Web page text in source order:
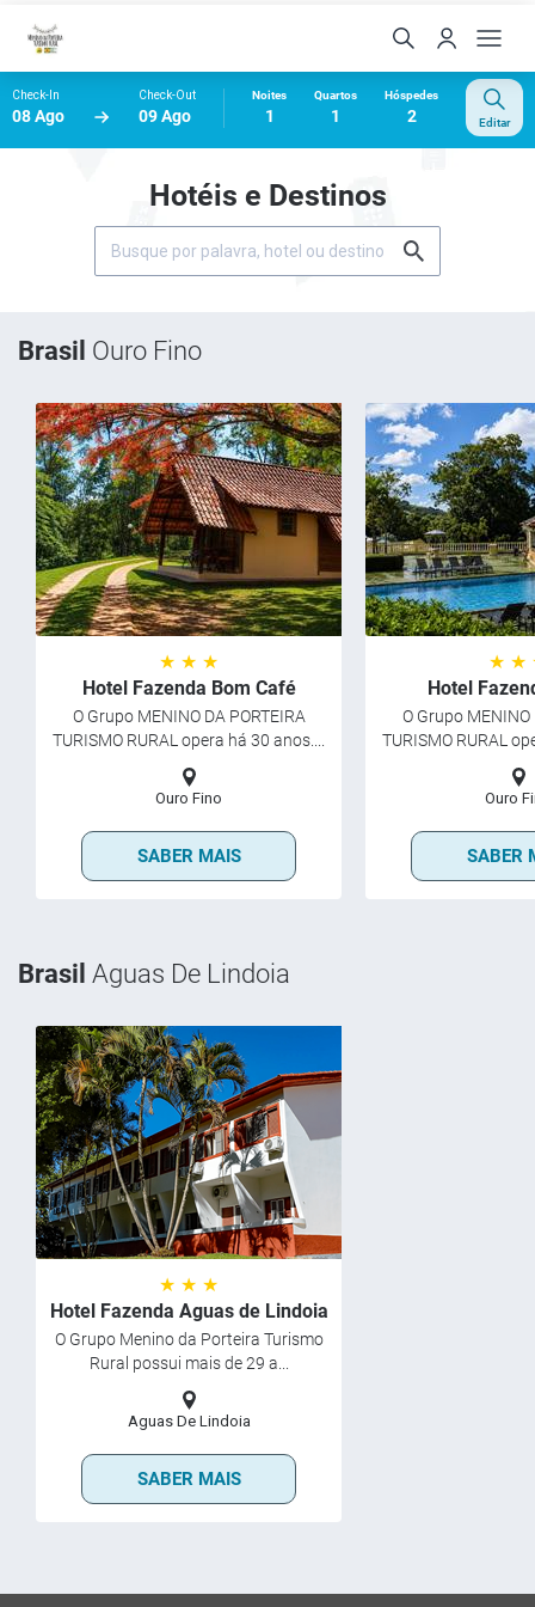
Check-In
08 Ago
Check-Out
09 Ago
Noites
1
Quartos
1
Hóspedes
2 Editar
Hotéis e Destinos
Brasil Ouro Fino
★ ★ ★
Hotel Fazenda Bom Café
O Grupo MENINO DA PORTEIRA
TURISMO RURAL opera há 30 anos....
Ouro Fino
SABER MAIS
★ ★
Hotel
O Grupo MENINO
TURISMO RURAL
Ouro
SABER
Brasil Aguas De Lindoia
★ ★ ★
Hotel Fazenda Aguas de Lindoia
O Grupo Menino da Porteira Turismo
Rural possui mais de 29 a...
Aguas De Lindoia
SABER MAIS